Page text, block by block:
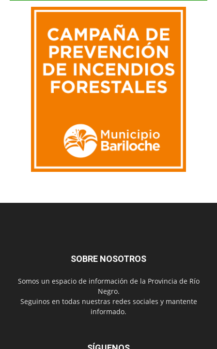
SOBRE NOSOTROS
Somos un espacio de información de la Provincia de Río
Negro.
Seguinos en todas nuestras redes sociales y mantente
informado.